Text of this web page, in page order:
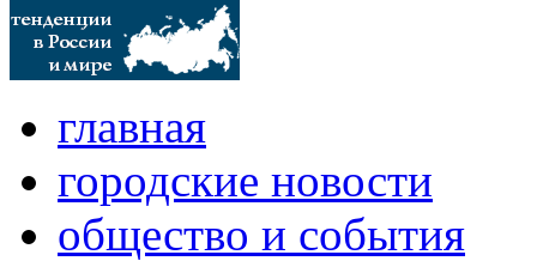
главная
городские новости
общество и события